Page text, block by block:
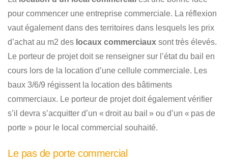
pour commencer une entreprise commerciale. La réflexion
vaut également dans des territoires dans lesquels les prix
d’achat au m2 des locaux commerciaux sont très élevés.
Le porteur de projet doit se renseigner sur l’état du bail en
cours lors de la location d’une cellule commerciale. Les
baux 3/6/9 régissent la location des bâtiments
commerciaux. Le porteur de projet doit également vérifier
s’il devra s’acquitter d’un « droit au bail » ou d’un « pas de
porte » pour le local commercial souhaité.
Le pas de porte commercial